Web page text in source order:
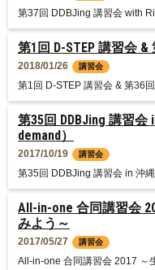
All-in-one 合同講習会
みよう～
2017/05/27 講習会
All-in-one 合同講習会 2017 ～
第35回 DDBJing 講習
demand）
2017/10/19 講習会
第35回 DDBJing 講習会 in 沖
第1回 D-STEP 講習会 &
2018/01/26 講習会
第1回 D-STEP 講習会 & 第36
第37回 DDBJing 講習会 with